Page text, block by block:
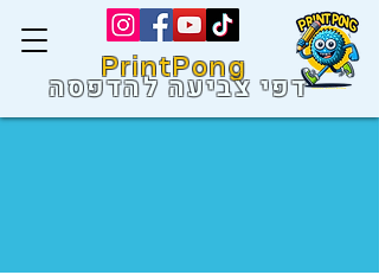
PrintPong
דפי צביעה להדפסה